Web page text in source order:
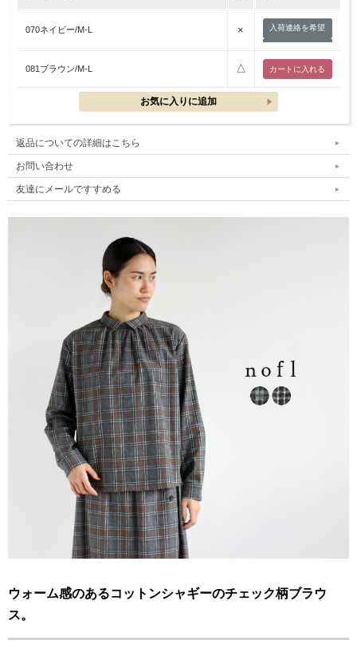
070ネイビー/M-L × 入荷連絡を希望
081ブラウン/M-L △
返品についての詳細はこちら
お問い合わせ
友達にメールですすめる
ウォーム感のあるコットンシャギーのチェック柄ブラウ
ス。